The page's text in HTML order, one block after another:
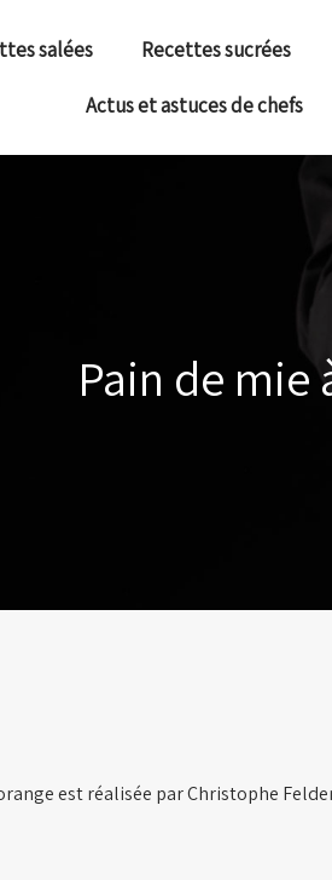
Recettes sucrées
salées
Actus et astuces de chefs
Pain de mie
est réalisée par Christophe